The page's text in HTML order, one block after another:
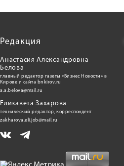
Редакция
Анастасия Александровна
Белова
главный редактор газеты «Бизнес Новости» в
Кирове и сайта bnkirov.ru
a.a.belova@mail.ru
Елизавета Захарова
технический редактор, корреспондент
zakharova.eli.job@mail.ru